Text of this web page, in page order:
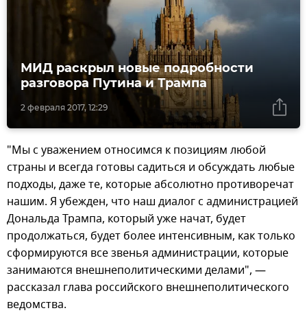
2 февраля 2017, 12:29
МИД раскрыл новые подробности
разговора Путина и Трампа
"Мы с уважением относимся к позициям любой
страны и всегда готовы садиться и обсуждать любые
подходы, даже те, которые абсолютно противоречат
нашим. Я убежден, что наш диалог с администрацией
Дональда Трампа, который уже начат, будет
продолжаться, будет более интенсивным, как только
сформируются все звенья администрации, которые
занимаются внешнеполитическими делами", —
рассказал глава российского внешнеполитического
ведомства.